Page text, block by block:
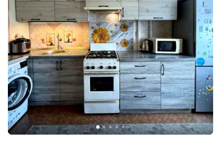
санвузол Залишається новому власнику * всі меблі * новий
великий диван * кондиціонер * варильна поверхня Hansa *
духова шафа Hansa * ролети на вікнах * охоронна система Ajax *
за потреби власники привезуть пральну машину * забирають
лише кухонний стіл Поруч магазин бувший «Сільпо», зараз
«Траш», зупинки громадського транспорту та вся необхідна
інфраструктура. Ціна — 35 000 $ Без комісії для покупця.